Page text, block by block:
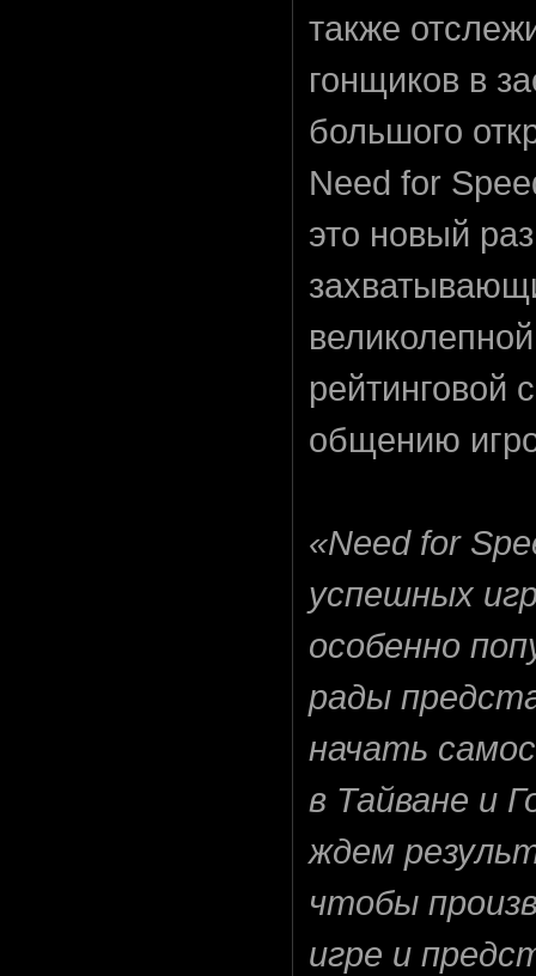
также
гонщиков в
большого
Need for
это новый
рейтинговой
общению
«Need for
успешных
особенно
рады
начать
в Тайване и
ждем
чтобы
игре и